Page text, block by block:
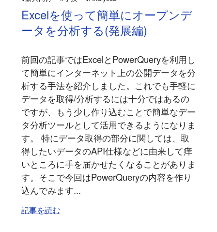
Excelを使って簡単にオープンデ
ータを分析する(発展編)
前回の記事ではExcelとPowerQueryを利用し
て簡単にインターネット上の公開データを分
析する手法を紹介しました。これでも手軽に
データを取得/分析するには十分ではあるの
ですが、もう少し作り込むことで簡単なデー
タ分析ツールとして活用できるようになりま
す。 特にデータ取得の部分に関しては、取
得したいデータのAPI仕様などに由来して痒
いところに手を届かせたくなることがありま
す。そこで今回はPowerQueryの内容を作り
込んでみます...
記事を読む